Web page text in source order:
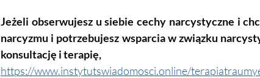
Jeżeli obserwujesz u siebie cechy narcystyczne i
narcyzmu i potrzebujesz wsparcia w związku
konsultację i terapię,
https://www.instytutswiadomosci.online/